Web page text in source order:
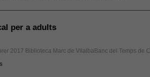
per a adults
2017 Biblioteca Marc de VilalbaBanc del Temps de
necessitem